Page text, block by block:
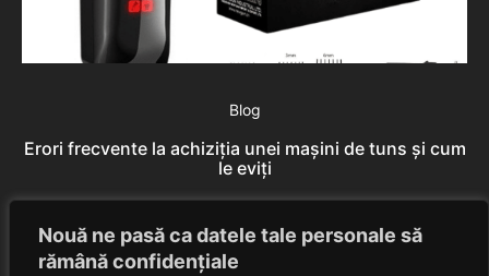
Nouă ne pasă ca datele tale personale să
rămână confidențiale
Blog
Erori frecvente la achiziția unei mașini de tuns și cum
le eviți
Rares Szabo August 6, 2026